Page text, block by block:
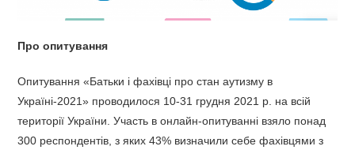
Про опитування
Опитування «Батьки і фахівці про стан аутизму в
Україні-2021» проводилося 10-31 грудня 2021 р. на всій
території України. Участь в онлайн-опитуванні взяло понад
300 респондентів, з яких 43% визначили себе фахівцями з